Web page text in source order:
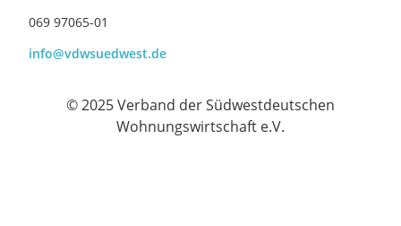
069 97065-01
info@vdwsuedwest.de
© 2025 Verband der Südwestdeutschen
Wohnungswirtschaft e.V.